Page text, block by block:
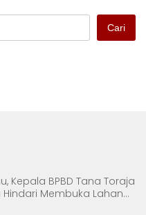
Cari
Kepala BPBD Tana Toraja
Membuka Lahan